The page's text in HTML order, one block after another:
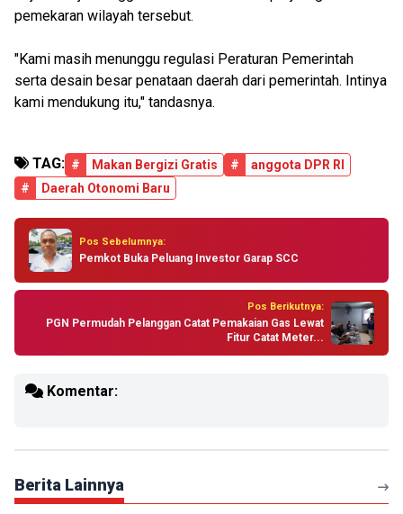
pemekaran wilayah tersebut.
"Kami masih menunggu regulasi Peraturan Pemerintah
serta desain besar penataan daerah dari pemerintah. Intinya
kami mendukung itu," tandasnya.
TAG: # Makan Bergizi Gratis #
anggota DPR RI
#
Daerah Otonomi Baru
Pos Sebelumnya:
Pemkot Buka Peluang Investor Garap SCC
Pos Berikutnya:
PGN Permudah Pelanggan Catat Pemakaian Gas Lewat
Fitur Catat Meter...
Komentar:
Berita Lainnya